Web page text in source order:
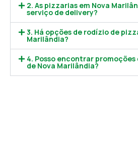
2. As pizzarias em Nova
serviço de delivery?
3. Há opções de rodízio de
Marilândia?
4. Posso encontrar
de Nova Marilândia?